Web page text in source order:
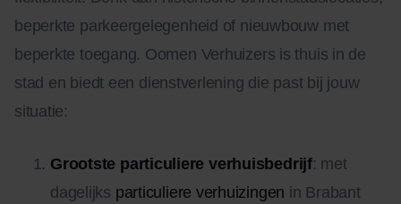
beperkte parkeergelegenheid of nieuwbouw met
beperkte toegang. Oomen Verhuizers is thuis in de
stad en biedt een dienstverlening die past bij jouw
situatie:
Grootste particuliere verhuisbedrijf: met
dagelijks particuliere verhuizingen in Brabant